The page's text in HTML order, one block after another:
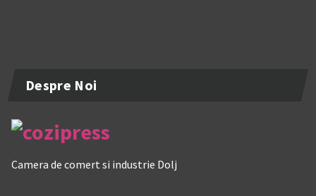
Despre Noi
Camera de comert si industrie Dolj